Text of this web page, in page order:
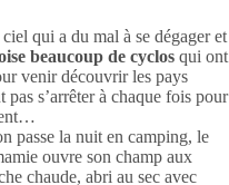
qui a du mal à se dégager et
beaucoup de cyclos qui ont
venir découvrir les pays
s’arrêter à chaque fois pour
passe la nuit en camping, le
ouvre son champ aux
chaude, abri au sec avec